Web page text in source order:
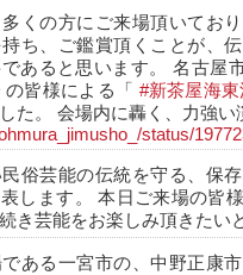
くの方にご来場頂いてお
ち、ご鑑賞頂くことが、
あると思います。 名古屋
の皆様による「 #新茶屋海
た。 会場内に轟く、力強い
status/
俗芸能の伝統を守る、保
します。 本日ご来場の皆
き芸能をお楽しみ頂きたい
ある一宮市の、中野正康